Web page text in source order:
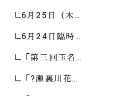
6月25日（木…
6月24日臨時…
「第三回玉名…
「?瀬裏川花…